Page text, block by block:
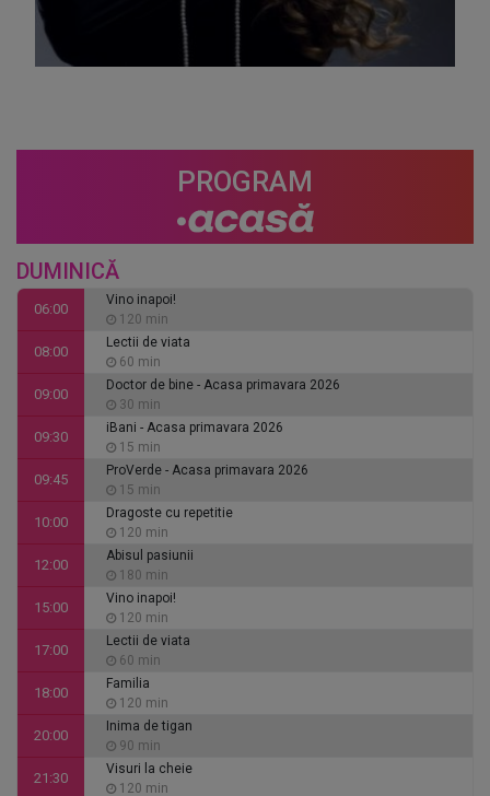
PROGRAM
DUMINICĂ
06:00
Vino inapoi!
120 min
08:00
Lectii de viata
60 min
09:00
Doctor de bine - Acasa primavara 2026
30 min
09:30
iBani - Acasa primavara 2026
15 min
09:45
ProVerde - Acasa primavara 2026
15 min
10:00
Dragoste cu repetitie
120 min
12:00
Abisul pasiunii
180 min
15:00
Vino inapoi!
120 min
17:00
Lectii de viata
60 min
18:00
Familia
120 min
20:00
Inima de tigan
90 min
21:30
Visuri la cheie
120 min